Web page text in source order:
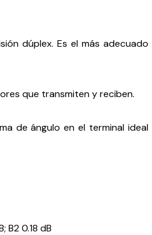
dúplex. Es el más adecuado
que transmiten y reciben.
de ángulo en el terminal ideal
B2 0.18 dB